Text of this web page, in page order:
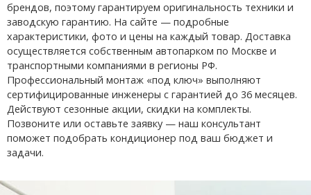
брендов, поэтому гарантируем оригинальность техники и
заводскую гарантию. На сайте — подробные
характеристики, фото и цены на каждый товар. Доставка
осуществляется собственным автопарком по Москве и
транспортными компаниями в регионы РФ.
Профессиональный монтаж «под ключ» выполняют
сертифицированные инженеры с гарантией до 36 месяцев.
Действуют сезонные акции, скидки на комплекты.
Позвоните или оставьте заявку — наш консультант
поможет подобрать кондиционер под ваш бюджет и
задачи.